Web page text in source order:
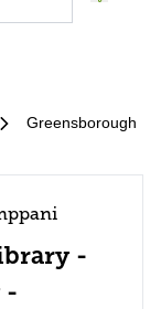
Greensborough
-
-